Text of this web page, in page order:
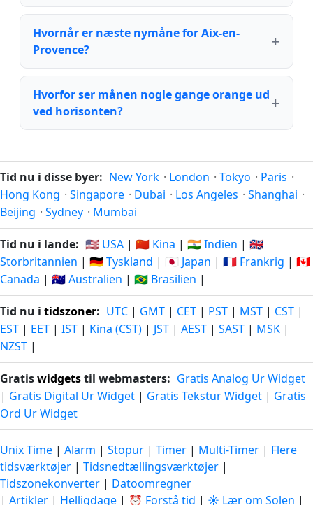
Hvornår er næste nymåne for Aix-en-
Provence?
Hvorfor ser månen nogle gange orange ud
ved horisonten?
Tid nu i disse byer: New York · London · Tokyo · Paris ·
Hong Kong · Singapore · Dubai · Los Angeles · Shanghai ·
Beijing · Sydney · Mumbai
Tid nu i lande: 🇺🇸 USA | 🇨🇳 Kina | 🇮🇳 Indien | 🇬🇧
Storbritannien | 🇩🇪 Tyskland | 🇯🇵 Japan | 🇫🇷 Frankrig | 🇨🇦
Canada | 🇦🇺 Australien | 🇧🇷 Brasilien |
Tid nu i tidszoner: UTC | GMT | CET | PST | MST | CST |
EST | EET | IST | Kina (CST) | JST | AEST | SAST | MSK |
NZST |
Gratiswidgetstil webmasters: Gratis Analog Ur Widget
| Gratis Digital Ur Widget | Gratis Tekstur Widget | Gratis
Ord Ur Widget
Unix Time | Alarm | Stopur | Timer | Multi-Timer | Flere
tidsværktøjer | Tidsnedtællingsværktøjer |
Tidszonekonverter | Datoomregner
| Artikler | Helligdage | ⏰ Forstå tid | ☀️ Lær om Solen |